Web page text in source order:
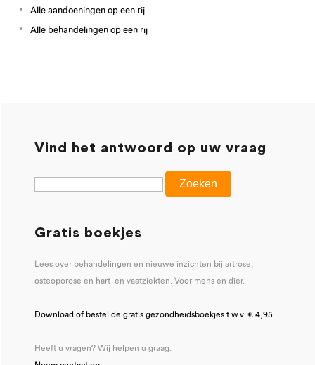
Alle aandoeningen op een rij
Alle behandelingen op een rij
Vind het antwoord op uw vraag
Gratis boekjes
Lees over behandelingen en nieuwe inzichten bij artrose,
osteoporose en hart- en vaatziekten. Voor mens en dier.
Download of bestel de gratis gezondheidsboekjes t.w.v. € 4,95.
Heeft u vragen? Wij helpen u graag.